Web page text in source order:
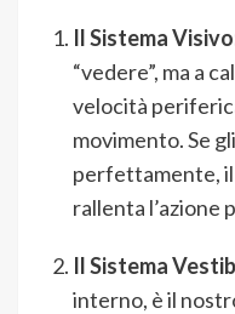
Il Sistema
“vedere”, ma a
velocità
movimento. Se
perfettamente,
rallenta l’azione
Il Sistema
interno, è il